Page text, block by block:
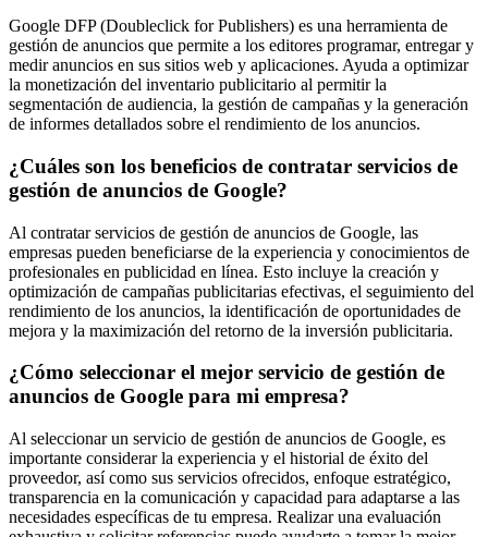
Google DFP (Doubleclick for Publishers) es una herramienta de
gestión de anuncios que permite a los editores programar, entregar y
medir anuncios en sus sitios web y aplicaciones. Ayuda a optimizar
la monetización del inventario publicitario al permitir la
segmentación de audiencia, la gestión de campañas y la generación
de informes detallados sobre el rendimiento de los anuncios.
¿Cuáles son los beneficios de contratar servicios de
gestión de anuncios de Google?
Al contratar servicios de gestión de anuncios de Google, las
empresas pueden beneficiarse de la experiencia y conocimientos de
profesionales en publicidad en línea. Esto incluye la creación y
optimización de campañas publicitarias efectivas, el seguimiento del
rendimiento de los anuncios, la identificación de oportunidades de
mejora y la maximización del retorno de la inversión publicitaria.
¿Cómo seleccionar el mejor servicio de gestión de
anuncios de Google para mi empresa?
Al seleccionar un servicio de gestión de anuncios de Google, es
importante considerar la experiencia y el historial de éxito del
proveedor, así como sus servicios ofrecidos, enfoque estratégico,
transparencia en la comunicación y capacidad para adaptarse a las
necesidades específicas de tu empresa. Realizar una evaluación